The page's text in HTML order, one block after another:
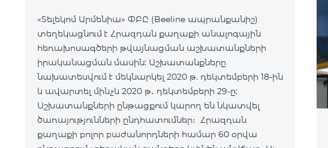
«Տելեկոմ Արմենիա» ՓԲԸ (Beeline ապրանքանիշ)
տեղեկացնում է Հրազդան քաղաքի անալոգային
հեռախոսագծերի թվայնացման աշխատանքների
իրականացման մասին: Աշխատանքները
նախատեսվում է մեկնարկել 2020 թ. դեկտեմբերի 18-ին
և ավարտել մինչև 2020 թ․ դեկտեմբերի 29-ը:
Աշխատանքների ընթացքում կարող են նկատվել
ծառայությունների ընդհատումներ։ Հրազդան
քաղաքի բոլոր բաժանորդների համար 60 օրվա